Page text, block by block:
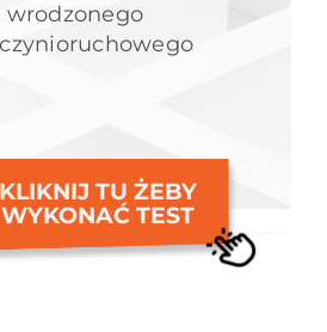
KLIKNIJ TU ŻEBY
WYKONAĆ TEST